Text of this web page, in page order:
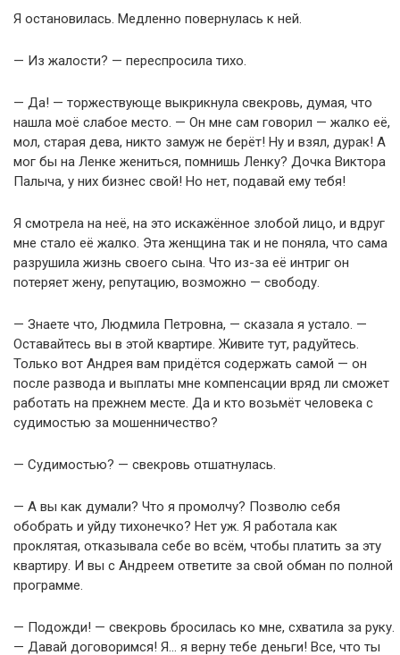
Я остановилась. Медленно повернулась к ней.
— Из жалости? — переспросила тихо.
— Да! — торжествующе выкрикнула свекровь, думая, что
нашла моё слабое место. — Он мне сам говорил — жалко её,
мол, старая дева, никто замуж не берёт! Ну и взял, дурак! А
мог бы на Ленке жениться, помнишь Ленку? Дочка Виктора
Палыча, у них бизнес свой! Но нет, подавай ему тебя!
Я смотрела на неё, на это искажённое злобой лицо, и вдруг
мне стало её жалко. Эта женщина так и не поняла, что сама
разрушила жизнь своего сына. Что из-за её интриг он
потеряет жену, репутацию, возможно — свободу.
— Знаете что, Людмила Петровна, — сказала я устало. —
Оставайтесь вы в этой квартире. Живите тут, радуйтесь.
Только вот Андрея вам придётся содержать самой — он
после развода и выплаты мне компенсации вряд ли сможет
работать на прежнем месте. Да и кто возьмёт человека с
судимостью за мошенничество?
— Судимостью? — свекровь отшатнулась.
— А вы как думали? Что я промолчу? Позволю себя
обобрать и уйду тихонечко? Нет уж. Я работала как
проклятая, отказывала себе во всём, чтобы платить за эту
квартиру. И вы с Андреем ответите за свой обман по полной
программе.
— Подожди! — свекровь бросилась ко мне, схватила за руку.
— Давай договоримся! Я… я верну тебе деньги! Все, что ты